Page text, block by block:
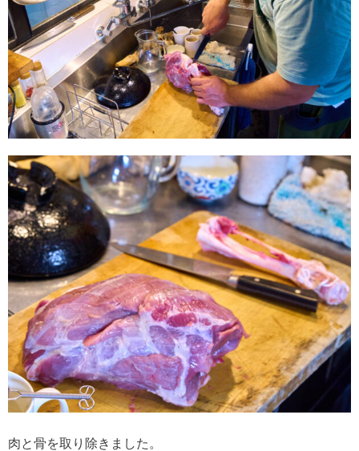
肉と骨を取り除きました。